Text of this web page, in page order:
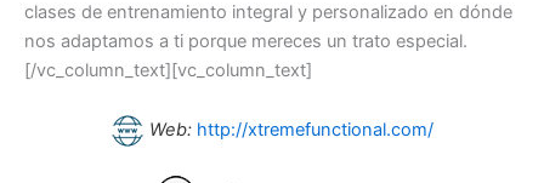
clases de entrenamiento integral y personalizado en dónde
nos adaptamos a ti porque mereces un trato especial.
[/vc_column_text][vc_column_text]
Web: http://xtremefunctional.com/